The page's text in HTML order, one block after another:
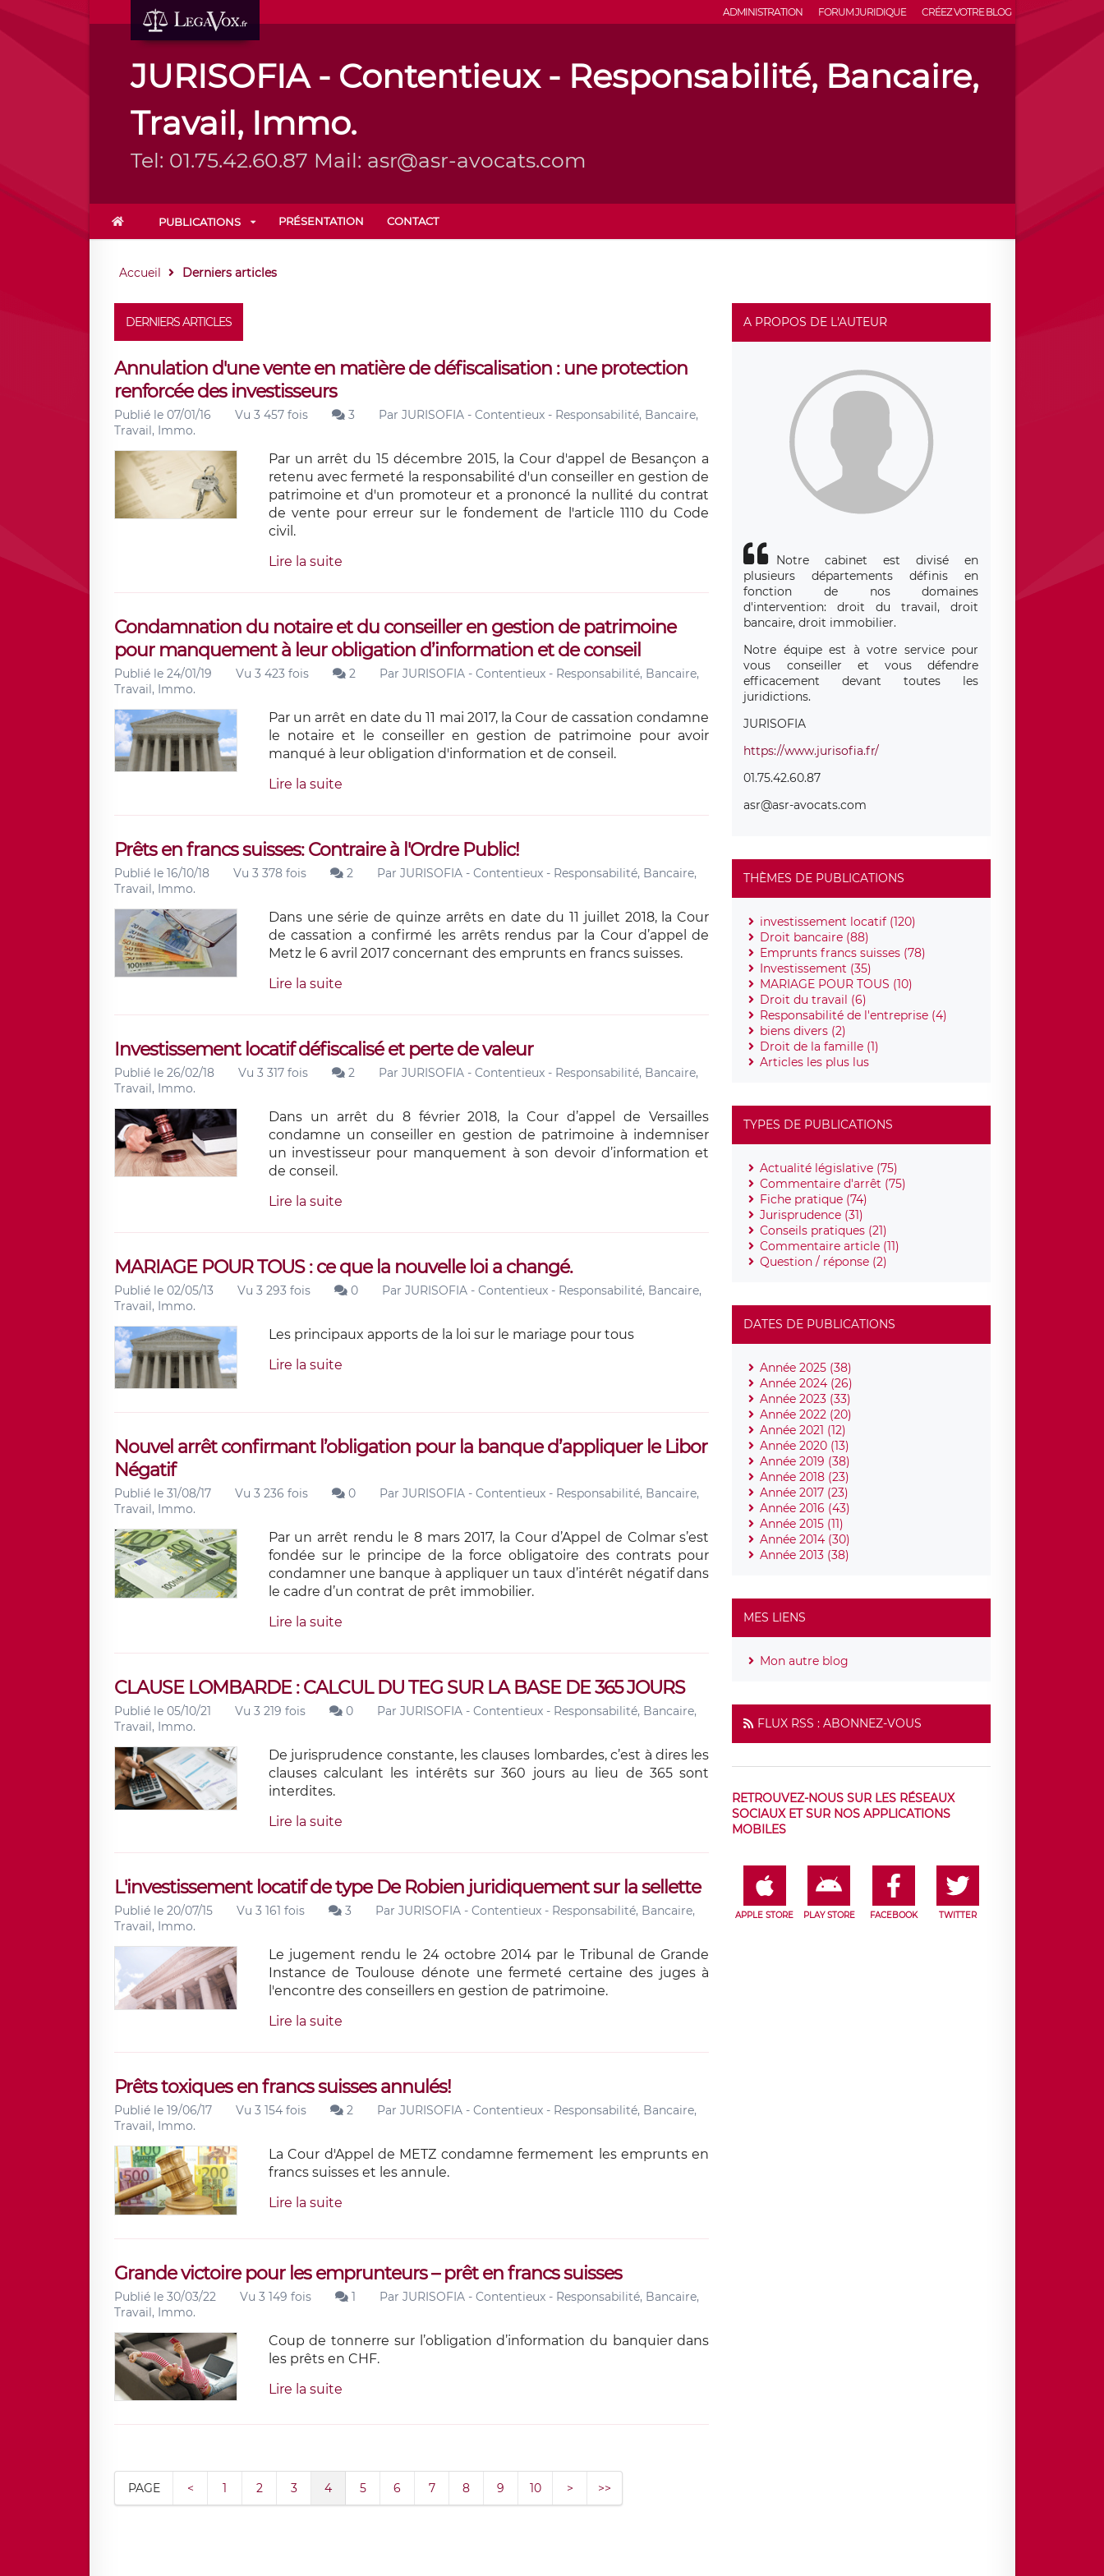
ADMINISTRATION FORUM JURIDIQUE CRÉEZ VOTRE BLOG
JURISOFIA - Contentieux - Responsabilité, Bancaire,
Travail, Immo.
Tel: 01.75.42.60.87 Mail: asr@asr-avocats.com
PUBLICATIONS PRÉSENTATION CONTACT
Accueil Derniers articles
DERNIERS ARTICLES
Annulation d'une vente en matière de défiscalisation : une protection
renforcée des investisseurs
Publié le 07/01/16 Vu 3 457 fois 3 Par JURISOFIA - Contentieux - Responsabilité, Bancaire,
Travail, Immo.
Par un arrêt du 15 décembre 2015, la Cour d'appel de Besançon a
retenu avec fermeté la responsabilité d'un conseiller en gestion de
patrimoine et d'un promoteur et a prononcé la nullité du contrat
de vente pour erreur sur le fondement de l'article 1110 du Code
civil.
Lire la suite
Condamnation du notaire et du conseiller en gestion de patrimoine
pour manquement à leur obligation d’information et de conseil
Publié le 24/01/19 Vu 3 423 fois 2 Par JURISOFIA - Contentieux - Responsabilité, Bancaire,
Travail, Immo.
Par un arrêt en date du 11 mai 2017, la Cour de cassation condamne
le notaire et le conseiller en gestion de patrimoine pour avoir
manqué à leur obligation d'information et de conseil.
Lire la suite
Prêts en francs suisses: Contraire à l'Ordre Public!
Publié le 16/10/18 Vu 3 378 fois 2 Par JURISOFIA - Contentieux - Responsabilité, Bancaire,
Travail, Immo.
Dans une série de quinze arrêts en date du 11 juillet 2018, la Cour
de cassation a confirmé les arrêts rendus par la Cour d’appel de
Metz le 6 avril 2017 concernant des emprunts en francs suisses.
Lire la suite
Investissement locatif défiscalisé et perte de valeur
Publié le 26/02/18 Vu 3 317 fois 2 Par JURISOFIA - Contentieux - Responsabilité, Bancaire,
Travail, Immo.
Dans un arrêt du 8 février 2018, la Cour d’appel de Versailles
condamne un conseiller en gestion de patrimoine à indemniser
un investisseur pour manquement à son devoir d’information et
de conseil.
Lire la suite
MARIAGE POUR TOUS : ce que la nouvelle loi a changé.
Publié le 02/05/13 Vu 3 293 fois 0 Par JURISOFIA - Contentieux - Responsabilité, Bancaire,
Travail, Immo.
Les principaux apports de la loi sur le mariage pour tous
Lire la suite
Nouvel arrêt confirmant l’obligation pour la banque d’appliquer le Libor
Négatif
Publié le 31/08/17 Vu 3 236 fois 0 Par JURISOFIA - Contentieux - Responsabilité, Bancaire,
Travail, Immo.
Par un arrêt rendu le 8 mars 2017, la Cour d’Appel de Colmar s’est
fondée sur le principe de la force obligatoire des contrats pour
condamner une banque à appliquer un taux d’intérêt négatif dans
le cadre d’un contrat de prêt immobilier.
Lire la suite
CLAUSE LOMBARDE : CALCUL DU TEG SUR LA BASE DE 365 JOURS
Publié le 05/10/21 Vu 3 219 fois 0 Par JURISOFIA - Contentieux - Responsabilité, Bancaire,
Travail, Immo.
De jurisprudence constante, les clauses lombardes, c’est à dires les
clauses calculant les intérêts sur 360 jours au lieu de 365 sont
interdites.
Lire la suite
L'investissement locatif de type De Robien juridiquement sur la sellette
Publié le 20/07/15 Vu 3 161 fois 3 Par JURISOFIA - Contentieux - Responsabilité, Bancaire,
Travail, Immo.
Le jugement rendu le 24 octobre 2014 par le Tribunal de Grande
Instance de Toulouse dénote une fermeté certaine des juges à
l'encontre des conseillers en gestion de patrimoine.
Lire la suite
Prêts toxiques en francs suisses annulés!
Publié le 19/06/17 Vu 3 154 fois 2 Par JURISOFIA - Contentieux - Responsabilité, Bancaire,
Travail, Immo.
La Cour d'Appel de METZ condamne fermement les emprunts en
francs suisses et les annule.
Lire la suite
Grande victoire pour les emprunteurs – prêt en francs suisses
Publié le 30/03/22 Vu 3 149 fois 1 Par JURISOFIA - Contentieux - Responsabilité, Bancaire,
Travail, Immo.
Coup de tonnerre sur l’obligation d’information du banquier dans
les prêts en CHF.
Lire la suite
PAGE < 1 2 3 4 5 6 7 8 9 10 > >>
A PROPOS DE L'AUTEUR
Notre cabinet est divisé en
plusieurs départements définis en
fonction de nos domaines
d'intervention: droit du travail, droit
bancaire, droit immobilier.
Notre équipe est à votre service pour
vous conseiller et vous défendre
efficacement devant toutes les
juridictions.
JURISOFIA
https://www.jurisofia.fr/
01.75.42.60.87
asr@asr-avocats.com
THÈMES DE PUBLICATIONS
investissement locatif (120)
Droit bancaire (88)
Emprunts francs suisses (78)
Investissement (35)
MARIAGE POUR TOUS (10)
Droit du travail (6)
Responsabilité de l'entreprise (4)
biens divers (2)
Droit de la famille (1)
Articles les plus lus
TYPES DE PUBLICATIONS
Actualité législative (75)
Commentaire d'arrêt (75)
Fiche pratique (74)
Jurisprudence (31)
Conseils pratiques (21)
Commentaire article (11)
Question / réponse (2)
DATES DE PUBLICATIONS
Année 2025 (38)
Année 2024 (26)
Année 2023 (33)
Année 2022 (20)
Année 2021 (12)
Année 2020 (13)
Année 2019 (38)
Année 2018 (23)
Année 2017 (23)
Année 2016 (43)
Année 2015 (11)
Année 2014 (30)
Année 2013 (38)
MES LIENS
Mon autre blog
FLUX RSS : ABONNEZ-VOUS
RETROUVEZ-NOUS SUR LES RÉSEAUX
SOCIAUX ET SUR NOS APPLICATIONS
MOBILES
APPLE STORE PLAY STORE FACEBOOK TWITTER